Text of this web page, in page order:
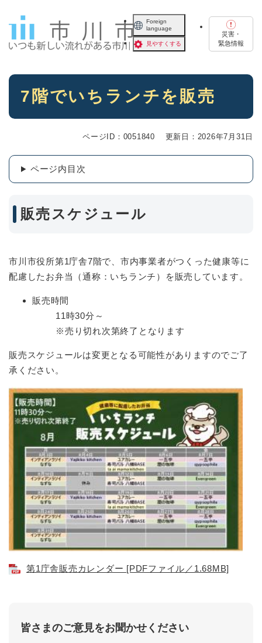
Foreign
language
見やすくする
災害・
緊急情報
本
7階でいちランチを販売
ページID：0051840 更新日：2026年7月31日
ページ内目次
販売スケジュール
市川市役所第1庁舎7階で、市内事業者がつくった健康等に
配慮したお弁当（通称：いちランチ）を販売しています。
販売時間
11時30分～
※売り切れ次第終了となります
販売スケジュールは変更となる可能性がありますのでご了
承ください。
第1庁舎販売カレンダー [PDFファイル／1.68MB]
皆さまのご意見をお聞かせください